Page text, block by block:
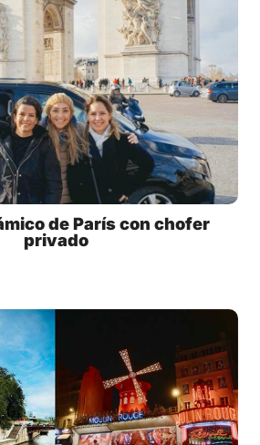
de París con chofer
privado